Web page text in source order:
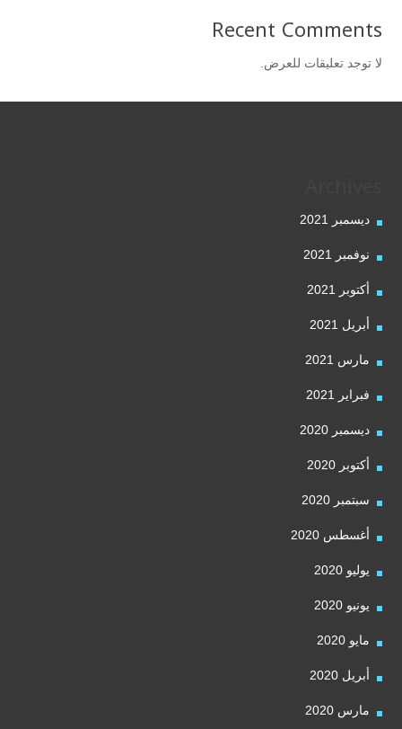
Recent Comments
لا توجد تعليقات للعرض.
ديسمبر 2021
نوفمبر 2021
أكتوبر 2021
أبريل 2021
مارس 2021
فبراير 2021
ديسمبر 2020
أكتوبر 2020
سبتمبر 2020
أغسطس 2020
يوليو 2020
يونيو 2020
مايو 2020
أبريل 2020
مارس 2020